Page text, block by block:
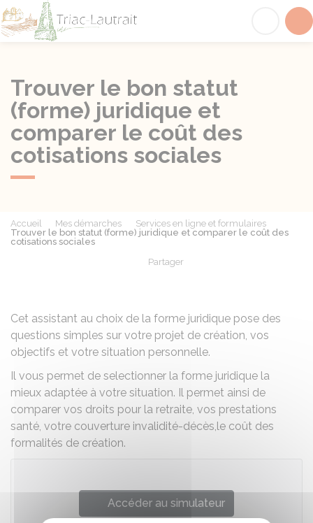
Trouver le bon statut
(forme) juridique et
comparer le coût des
cotisations sociales
Accueil Mes démarches
Services en ligne et formulaires
Trouver le bon statut (forme) juridique et comparer le coût des
cotisations sociales
Partager
Cet assistant au choix de la forme juridique pose des
questions simples sur votre projet de création, vos
objectifs et votre situation personnelle.
Il vous permet de selectionner la forme juridique la
mieux adaptée à votre situation. Il permet ainsi de
comparer vos droits pour la retraite, vos prestations
santé, votre couverture invalidité-décès,le coût des
formalités de création.
Accéder au simulateur